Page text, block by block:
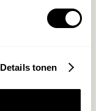
Details tonen